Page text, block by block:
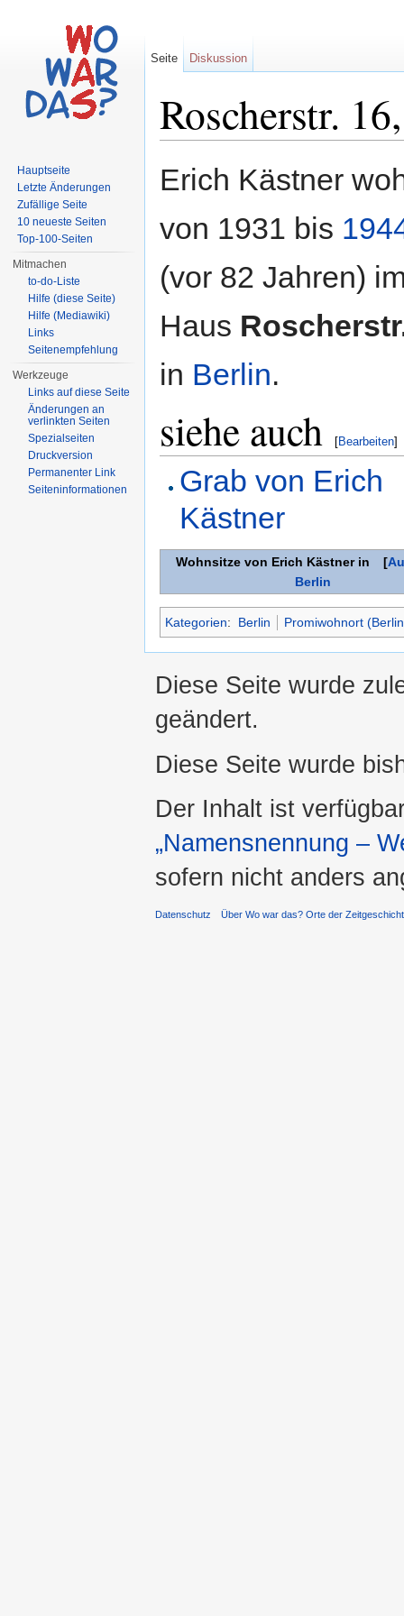
Roscherstr.
Erich Kästner
von 1931 bis
(vor 82 Jahren)
Haus
in Berlin.
siehe auch [Bearbeiten]
Grab von Erich
Kästner
[
Wohnsitze von Erich Kästner in
Berlin
Kategorien: Berlin Promiwohnort
Seite Diskussion
Hauptseite
Letzte Änderungen
Zufällige Seite
10 neueste Seiten
Top-100-Seiten
Mitmachen
to-do-Liste
Hilfe (diese Seite)
Hilfe (Mediawiki)
Links
Seitenempfehlung
Werkzeuge
Links auf diese Seite
Änderungen an
verlinkten Seiten
Spezialseiten
Druckversion
Permanenter Link
Seiteninformationen
Diese Seite wurde
geändert.
Diese Seite wurde
Der Inhalt ist
„Namensnennung –
sofern nicht anders
Datenschutz Über Wo war das? Orte der